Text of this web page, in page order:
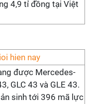
4,9 tỉ đồng tại Việt
được Mercedes-
GLC 43 và GLE 43.
sinh tới 396 mã lực